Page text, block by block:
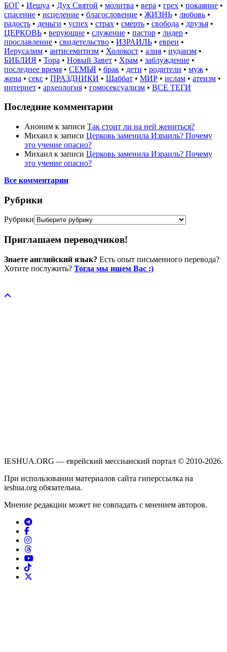
БОГ • Иешуа • Дух Святой • молитва • вера • грех • покаяние •
спасение • исцеление • благословение • ЖИЗНЬ • любовь •
радость • деньги • успех • страх • смерть • свобода • друзья •
ЦЕРКОВЬ • верующие • служение • пастор • лидер •
прославление • свидетельство • ИЗРАИЛЬ • евреи •
Иерусалим • антисемитизм • Холокост • алия • иудаизм •
БИБЛИЯ • Тора • Новый Завет • Храм • заблуждение •
последнее время • СЕМЬЯ • брак • дети • родители • муж •
жена • секс • ПРАЗДНИКИ • Шаббат • МИР • ислам • атеизм •
интернет • археология • гомосексуализм • ВСЕ ТЕГИ
Последние комментарии
Аноним к записи Так стоит ли на ней жениться?
Михаил к записи Церковь заменила Израиль? Почему
это учение опасно?
Михаил к записи Церковь заменила Израиль? Почему
это учение опасно?
Все комментарии
Рубрики
Рубрики
Приглашаем переводчиков!
Знаете английский язык? Есть опыт письменного перевода?
Хотите послужить? Тогда мы ищем Вас :)
IESHUA.ORG — еврейский мессианский портал © 2010-2026.
При использовании материалов сайта гиперссылка на
ieshua.org обязательна.
Мнение редакции может не совпадать с мнением авторов.